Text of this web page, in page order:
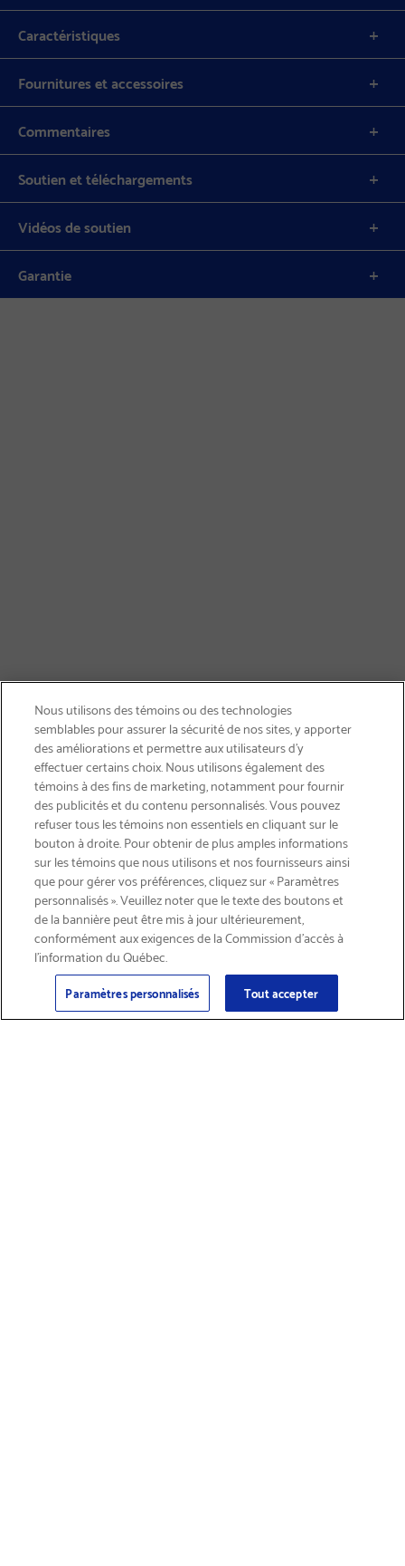
Caractéristiques
Fournitures et accessoires
Commentaires
Soutien et téléchargements
Vidéos de soutien
Garantie
INSCRIVEZ-VOUS & ÉCONOMISEZ 15%
Courriel
Inscription
Nous utilisons des témoins ou des technologies
semblables pour assurer la sécurité de nos sites, y apporter
des améliorations et permettre aux utilisateurs d’y
effectuer certains choix. Nous utilisons également des
témoins à des fins de marketing, notamment pour fournir
des publicités et du contenu personnalisés. Vous pouvez
refuser tous les témoins non essentiels en cliquant sur le
bouton à droite. Pour obtenir de plus amples informations
sur les témoins que nous utilisons et nos fournisseurs ainsi
que pour gérer vos préférences, cliquez sur « Paramètres
personnalisés ». Veuillez noter que le texte des boutons et
de la bannière peut être mis à jour ultérieurement,
conformément aux exigences de la Commission d’accès à
l’information du Québec.
Paramètres personnalisés Tout accepter